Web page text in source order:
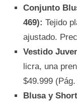
Conjunto
469): Tejido
ajustado.
Vestido
licra, una
$49.999
Blusa y